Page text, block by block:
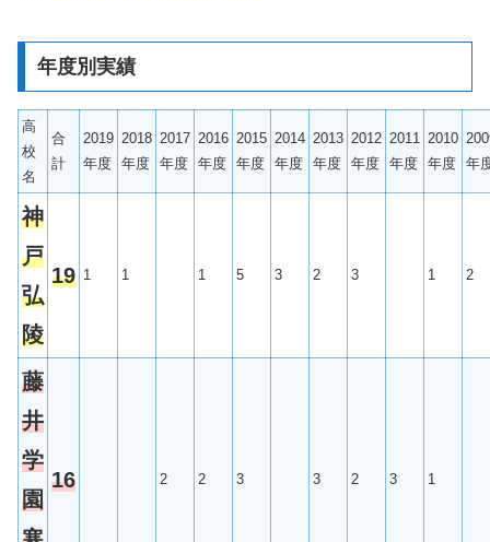
年度別実績
高
校
名
合
計
2019
年度
2018
年度
2017
年度
2016
年度
2015
年度
2014
年度
2013
年度
2012
年度
2011
年度
2010
年度 年
神
戸
弘
陵
19 1 1 1 5 3 2 3 1 2
藤
井
学
園
16 2 2 3 3 2 3 1